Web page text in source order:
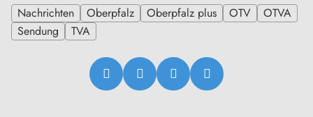
Nachrichten
Oberpfalz Oberpfalz plus OTV
OTVA
Sendung
TVA